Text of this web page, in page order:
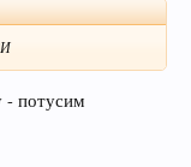
- потусим